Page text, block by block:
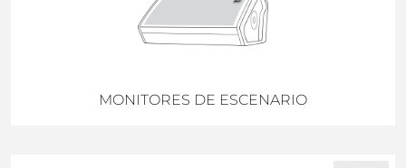
MONITORES DE ESCENARIO